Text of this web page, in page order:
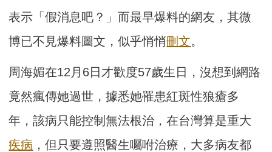
表示「假消息吧？」而最早爆料的網友，其微
博已不見爆料圖文，似乎悄悄刪文。
周海媚在12月6日才歡度57歲生日，沒想到網路
竟然瘋傳她過世，據悉她罹患紅斑性狼瘡多
年，該病只能控制無法根治，在台灣算是重大
疾病 ，但只要遵照醫生囑咐治療，大多病友都